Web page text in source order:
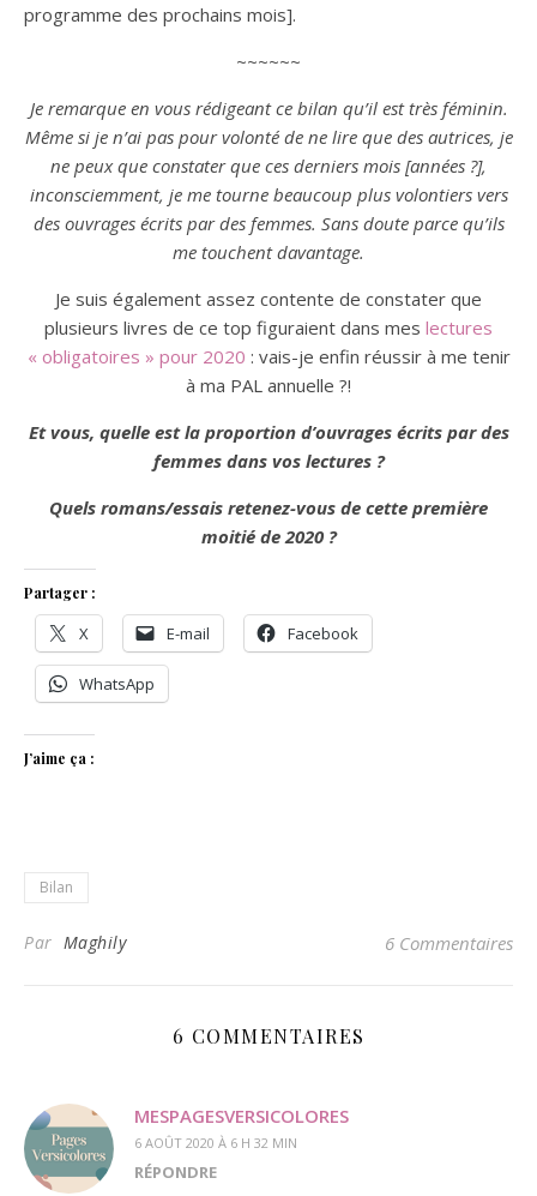
programme des prochains mois].
~~~~~~
Je remarque en vous rédigeant ce bilan qu’il est très féminin.
Même si je n’ai pas pour volonté de ne lire que des autrices, je
ne peux que constater que ces derniers mois [années ?],
inconsciemment, je me tourne beaucoup plus volontiers vers
des ouvrages écrits par des femmes. Sans doute parce qu’ils
me touchent davantage.
Je suis également assez contente de constater que
plusieurs livres de ce top figuraient dans mes lectures
« obligatoires » pour 2020 : vais-je enfin réussir à me tenir
à ma PAL annuelle ?!
Et vous, quelle est la proportion d’ouvrages écrits par des
femmes dans vos lectures ?
Quels romans/essais retenez-vous de cette première
moitié de 2020 ?
Partager :
X E-mail Facebook
WhatsApp
J’aime ça :
Bilan
Par Maghily 6 Commentaires
6 COMMENTAIRES
MESPAGESVERSICOLORES
6 AOÛT 2020 À 6 H 32 MIN
RÉPONDRE